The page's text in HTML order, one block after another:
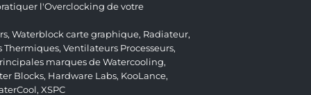
l'Overclocking de votre
, Waterblock carte graphique, Radiateur,
Thermiques, Ventilateurs Processeurs,
marques de Watercooling,
Blocks, Hardware Labs, KooLance,
, XSPC